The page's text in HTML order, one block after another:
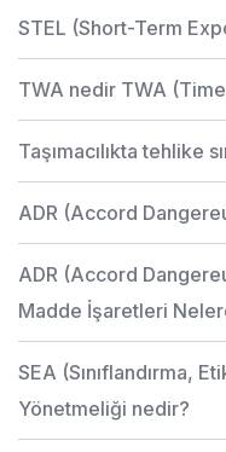
STEL (Short-Term
TWA nedir TWA
Taşımacılıkta tehlike
ADR (Accord
ADR (Accord
Madde İşaretleri
SEA (Sınıflandırma,
Yönetmeliği nedir?